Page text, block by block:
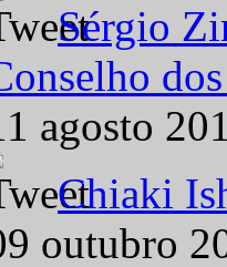
Sérgio
agosto
Chiaki
outubro